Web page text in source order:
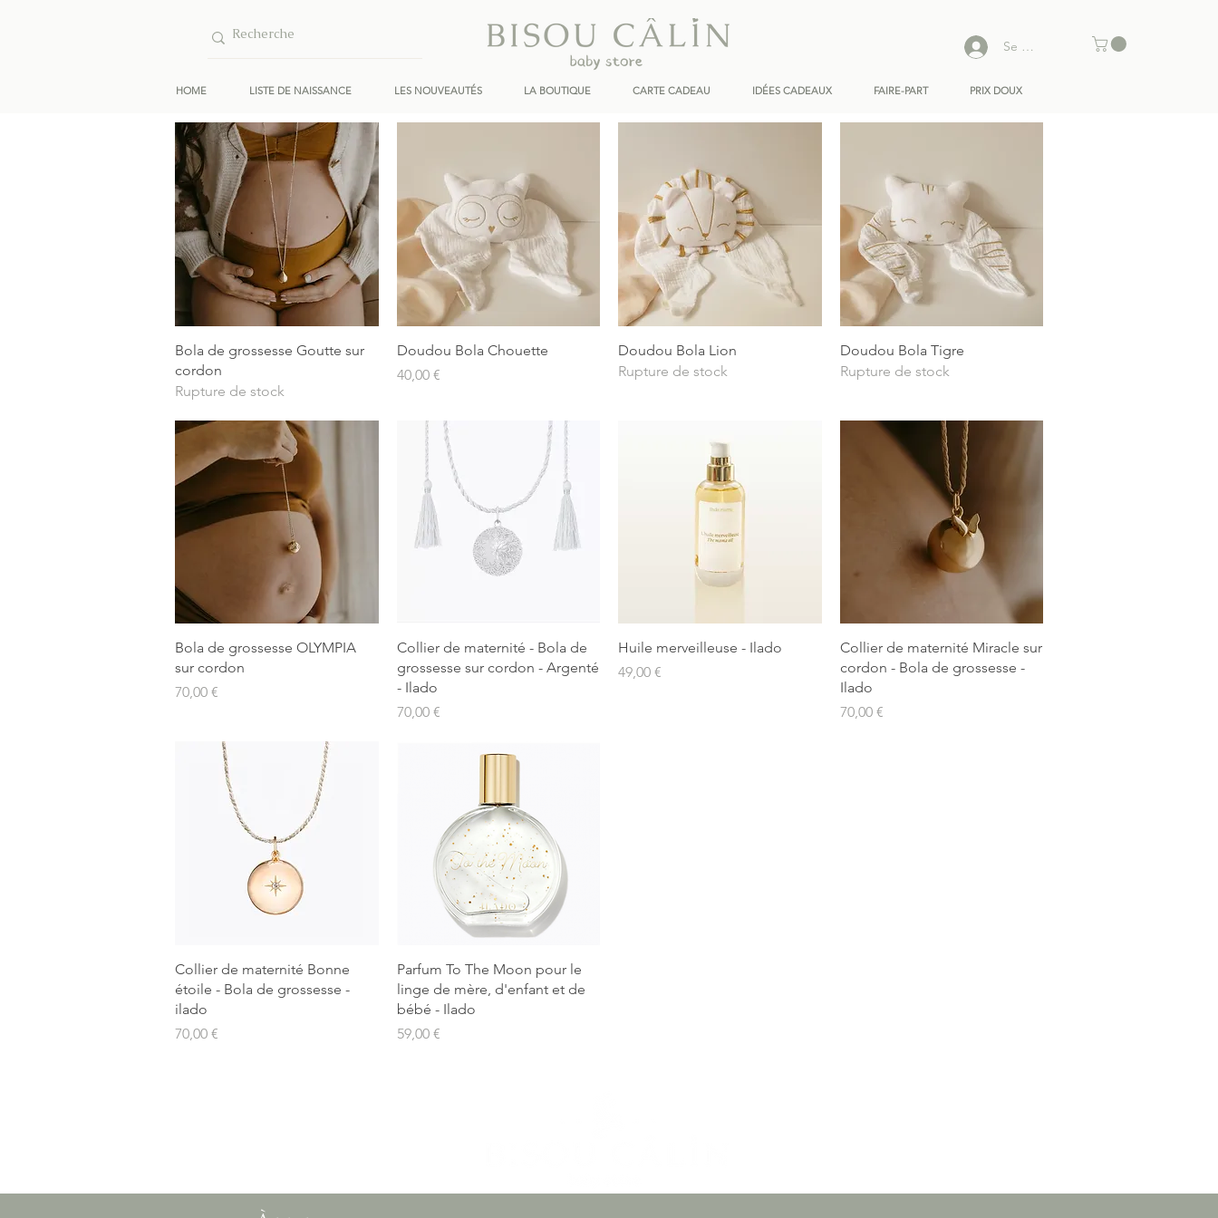
HOME LISTE DE NAISSANCE LES NOUVEAUTÉS LA BOUTIQUE CARTE CADEAU IDÉES CADEAUX FAIRE-PART PRIX DOUX
Se connecter
Aperçu rapide
Bola de grossesse Goutte sur
cordon
Rupture de stock
Aperçu rapide
Doudou Bola Chouette
Prix
40,00 €
Aperçu rapide
Doudou Bola Lion
Rupture de stock
Aperçu rapide
Doudou Bola Tigre
Rupture de stock
Aperçu rapide
Bola de grossesse OLYMPIA
sur cordon
Prix
70,00 €
Aperçu rapide
Collier de maternité - Bola de
grossesse sur cordon - Argenté
- Ilado
Prix
70,00 €
Aperçu rapide
Huile merveilleuse - Ilado
Prix
49,00 €
Aperçu rapide
Collier de maternité Miracle sur
cordon - Bola de grossesse -
Ilado
Prix
70,00 €
Aperçu rapide
Collier de maternité Bonne
étoile - Bola de grossesse -
ilado
Prix
70,00 €
Aperçu rapide
Parfum To The Moon pour le
linge de mère, d'enfant et de
bébé - Ilado
Prix
59,00 €